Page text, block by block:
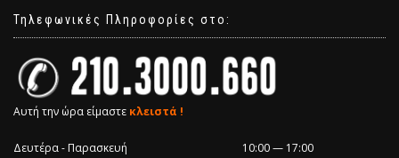
Τηλεφωνικές Πληροφορίες στο:
Αυτή την ώρα είμαστε κλειστά !
Δευτέρα - Παρασκευή
10:00 — 17:00